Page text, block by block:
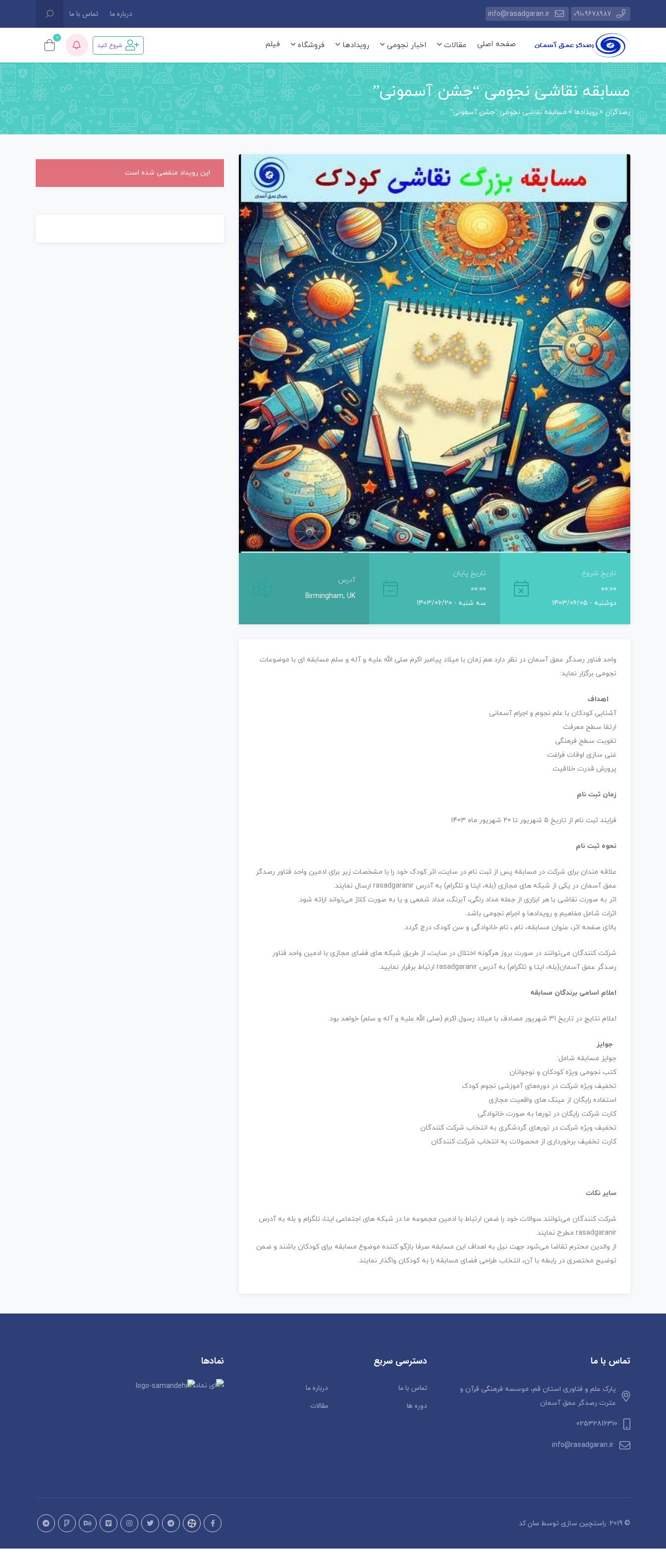
09109678987
info@rasadgaran.ir درباره ما تماس با ما
صفحه اصلی مقالات اخبار نجومی رویدادها فروشگاه فیلم شروع کنید
0
مسابقه نقاشی نجومی “جشن آسمونی”
رصدگران >رویدادها>مسابقه نقاشی نجومی “جشن آسمونی”
تاریخ شروع
00:00
دوشنبه - 1403/06/05
تاریخ پایان
00:00
سه شنبه - 1403/06/20
آدرس
Birmingham, UK
واحد فناور رصدگر عمق آسمان در نظر دارد هم زمان با میلاد پیامبر اکرم صلی الله علیه و آله و سلم مسابقه ای با موضوعات
نجومی برگزار نماید:
اهداف
آشنایی کودکان با علم نجوم و اجرام آسمانی
ارتقا سطح معرفت
تقویت سطح فرهنگی
غنی سازی اوقات فراغت
پرورش قدرت خلاقیت
زمان ثبت نام
فرایند ثبت نام از تاریخ 5 شهریور تا 20 شهریور ماه 1403
نحوه ثبت نام
علاقه مندان برای شرکت در مسابقه پس از ثبت نام در سایت، اثر کودک خود را با مشخصات زیر برای ادمین واحد فناور رصدگر
عمق آسمان در یکی از شبکه های مجازی (بله، ایتا و تلگرام) به آدرس rasadgaranir ارسال نمایند:
اثر به صورت نقاشی با هر ابزاری از جمله مداد رنگی، آبرنگ، مداد شمعی و یا به صورت کلاژ می‌تواند ارائه شود.
اثرات شامل مفاهیم و رویدادها و اجرام نجومی باشد.
بالای صفحه اثر، عنوان مسابقه، نام ، نام خانوادگی و سن کودک درج گردد.
شرکت کنندگان می‌توانند در صورت بروز هرگونه اختلال در سایت، از طریق شبکه های فضای مجازی با ادمین واحد فناور
رصدگر عمق آسمان(بله، ایتا و تلگرام) به آدرس rasadgaranir ارتباط برقرار نمایید.
اعلام اسامی برندگان مسابقه
اعلام نتایج در تاریخ 31 شهریور مصادف با میلاد رسول اکرم (صلی الله علیه و آله و سلم) خواهد بود.
جوایز
جوایز مسابقه شامل:
کتب نجومی ویژه کودکان و نوجوانان
تخفیف ویژه شرکت در دوره‌های آموزشی نجوم کودک
استفاده رایگان از عینک های واقعیت مجازی
کارت شرکت رایگان در تورها به صورت خانوادگی
تخفیف ویژه شرکت در تورهای گردشگری به انتخاب شرکت کنندگان
کارت تخفیف برخورداری از محصولات به انتخاب شرکت کنندگان
سایر نکات
شرکت کنندگان می‌توانند سوالات خود را ضمن ارتباط با ادمین مجموعه ما در شبکه های اجتماعی ایتا، تلگرام و بله به آدرس
rasadgaranir مطرح نمایند.
از والدین محترم تقاضا می‌شود جهت نیل به اهداف این مسابقه صرفا بازگو کننده موضوع مسابقه برای کودکان باشند و ضمن
توضیح مختصری در رابطه با آن، انتخاب طراحی فضای مسابقه را به کودکان واگذار نمایند.
این رویداد منقضی شده است
تماس با ما
پارک علم و فناوری استان قم، موسسه فرهنگی قرآن و
عترت رصدگر عمق آسمان
02532816310
info@rasadgaran.ir
دسترسی سریع
تماس با ما
درباره ما
دوره ها
مقالات
نمادها
© 2019. راستچین سازی توسط سان کد